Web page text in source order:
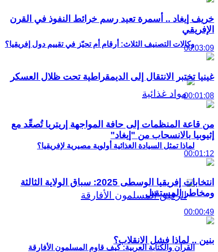
وكالات التصنيف الثلاث: أرقام أم تحيّز في تقييم دول إفريقيا؟
لماذا تمثل السيادة الغذائية أولوية مصيرية لإفريقيا؟
القرآن والكتابة العربية: كيف قاوم المسلمون الأفارقة
خريف إيغاد .. أسمرة تعيد رسم خرائط النفوذ في القرن
الإفريقي
00:03:09
غينيا تختبر الانتقال إلى الديمقراطية تحت ظلال العسكر
00:01:08
من قاعة المنظمات إلى حافة المواجهة إريتريا تُصعِّد مع
إثيوبيا بالانسحاب من "إيغاد"
00:01:12
انتخابات إفريقيا الوسطى 2025: سباق الولاية الثالثة
ومخاطر المستقبل
00:00:49
بنين .. لماذا فشل الانقلاب؟